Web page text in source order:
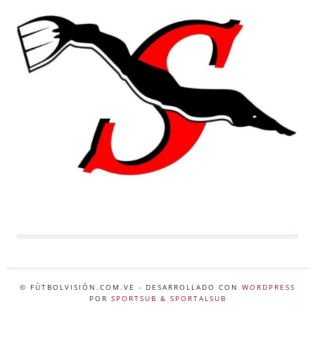
© FÚTBOLVISIÓN.COM.VE - DESARROLLADO CON WORDPRESS
POR SPORTSUB & SPORTALSUB